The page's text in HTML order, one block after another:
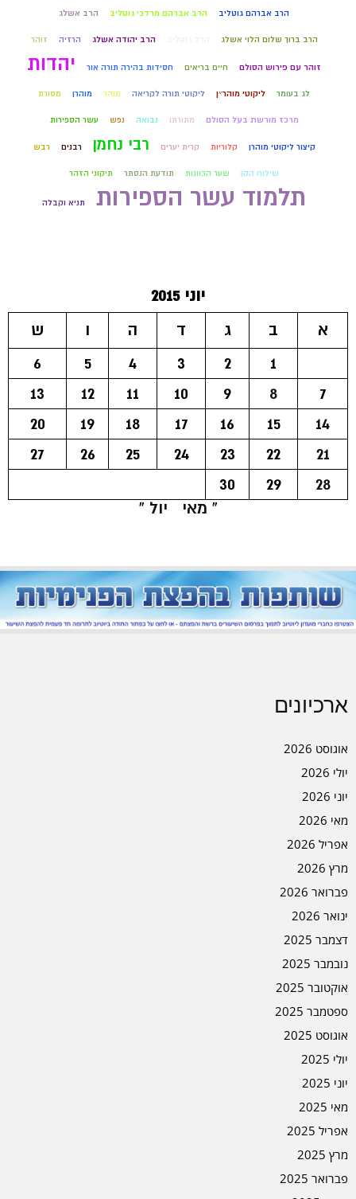
הרב אברהם גוטליב הרב אברהם מרדכי גוטליב הרב אשלג
הרב ברוך שלום הלוי אשלג הרב גוטליב הרב יהודה אשלג הרזיה זוהר
זוהר עם פירוש הסולם חיים בריאים חסידות בהירה תורה אור יהדות
לג בעומר ליקוטי מוהר״ן ליקוטי תורה לקריאה מוהר מוהרן מסורת
מרכז מורשת בעל הסולם מתורתו נבואה נפש עשר הספירות
קיצור ליקוטי מוהרן קלוריות קרית יערים רבי נחמן רבנים רבש
שילוח הקן שער הכוונות תודעת הנסתר תיקוני הזהר
תלמוד עשר הספירות תניא וקבלה
יוני 2015
א
ב ג ד ה ו
ש
1
2
3
4
5
6
7
8
9
10
11
12
13
14
15
16
17
18
19
20
21
22
23
24
25
26
27
28
29
30
« מאי
יול »
ארכיונים
אוגוסט 2026
יולי 2026
יוני 2026
מאי 2026
אפריל 2026
מרץ 2026
פברואר 2026
ינואר 2026
דצמבר 2025
נובמבר 2025
אוקטובר 2025
ספטמבר 2025
אוגוסט 2025
יולי 2025
יוני 2025
מאי 2025
אפריל 2025
מרץ 2025
פברואר 2025